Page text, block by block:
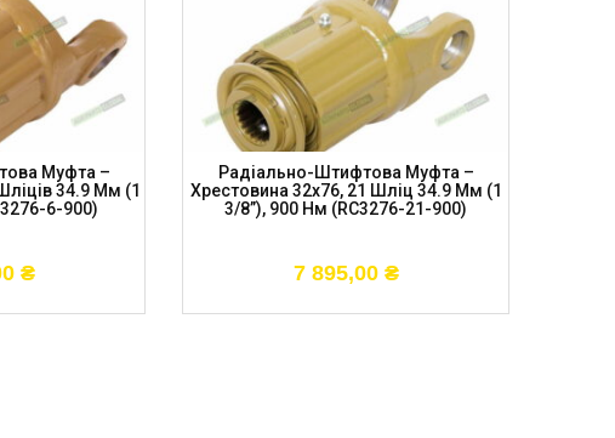
Муфта –
34.9 Мм (1
6-900)
₴
Радіально-Штифтова Муфта –
Хрестовина 32х76, 21 Шліц 34.9 Мм (1
3/8”), 900 Нм (RC3276-21-900)
7 895,00 ₴